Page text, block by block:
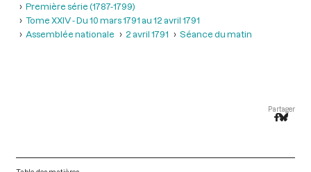
Première série (1787-1799)
Tome XXIV - Du 10 mars 1791 au 12 avril 1791
Assemblée nationale
2 avril 1791 Séance du matin
Partager